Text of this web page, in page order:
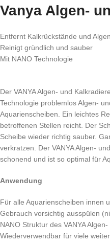
Vanya Algen-
Entfernt Kalkrückstände und
Reinigt gründlich und sauber
Mit NANO Technologie
Der VANYA Algen- und
Technologie problemlos Algen-
Aquarienscheiben. Ein leichtes
betroffenen Stellen reicht. Der
Scheibe wieder richtig sauber.
verkratzen. Der VANYA Algen-
schonend und ist so optimal für
Anwendung
Für alle Aquarienscheiben innen
Gebrauch vorsichtig ausspülen
NANO Struktur des VANYA
Wiederverwendbar für viele